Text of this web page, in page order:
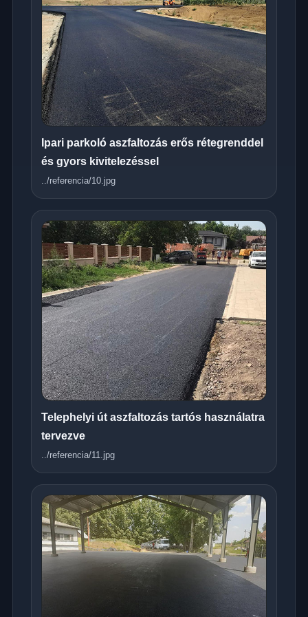
Ipari parkoló aszfaltozás erős rétegrenddel
és gyors kivitelezéssel
../referencia/10.jpg
Telephelyi út aszfaltozás tartós használatra
tervezve
../referencia/11.jpg